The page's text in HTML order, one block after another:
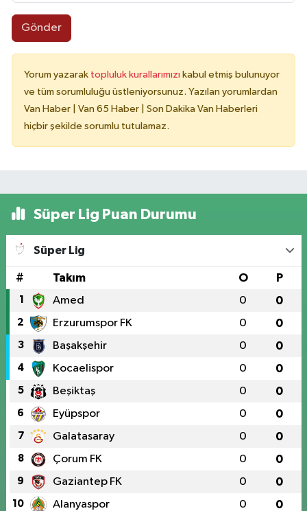
Gönder
Yorum yazarak topluluk kurallarımızı kabul etmiş bulunuyor
ve tüm sorumluluğu üstleniyorsunuz. Yazılan yorumlardan
Van Haber | Van 65 Haber | Son Dakika Van Haberleri
hiçbir şekilde sorumlu tutulamaz.
Süper Lig Puan Durumu
Süper Lig
# Takım O P
1 Amed 0 0
2 Erzurumspor FK 0 0
3 Başakşehir 0 0
4 Kocaelispor 0 0
5 Beşiktaş 0 0
6 Eyüpspor 0 0
7 Galatasaray 0 0
8 Çorum FK 0 0
9 Gaziantep FK 0 0
10 Alanyaspor 0 0